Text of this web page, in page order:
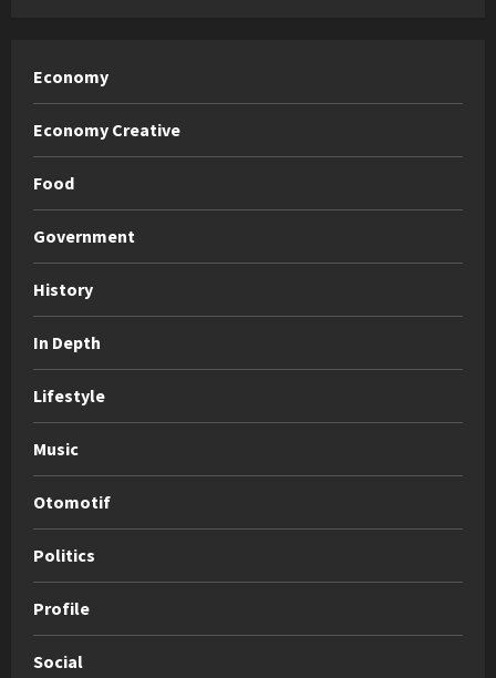
Economy
Economy Creative
Food
Government
History
In Depth
Lifestyle
Music
Otomotif
Politics
Profile
Social